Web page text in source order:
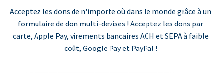
Acceptez les dons de n'importe où dans le monde grâce à un
formulaire de don multi-devises ! Acceptez les dons par
carte, Apple Pay, virements bancaires ACH et SEPA à faible
coût, Google Pay et PayPal !